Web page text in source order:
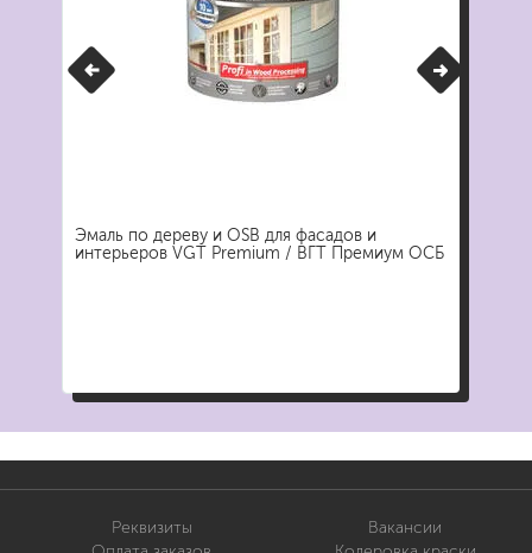
Эмаль по дереву и OSB для фасадов и
интерьеров VGT Premium / ВГТ Премиум ОСБ
Реквизиты
Вакансии